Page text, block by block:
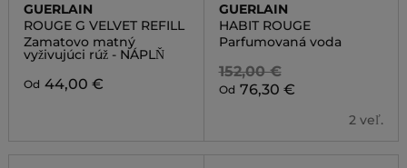
GUERLAIN
ROUGE G VELVET REFILL
Zamatovo matný
vyživujúci rúž - NÁPLŇ
Od 44,00 €
GUERLAIN
HABIT ROUGE
Parfumovaná voda
152,00 €
Od 76,30 €
2 veľ.